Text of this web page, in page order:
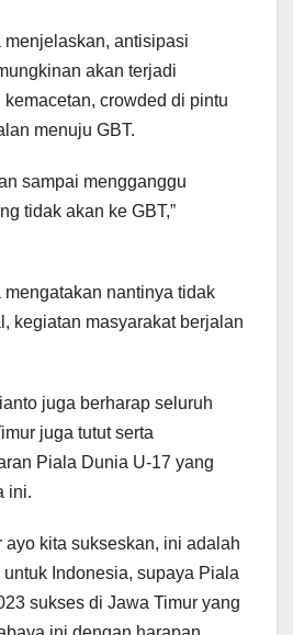
menjelaskan, antisipasi
akan terjadi
crowded di pintu
menuju GBT.
sampai mengganggu
tidak akan ke GBT,”
nantinya tidak
kegiatan masyarakat berjalan
juga berharap seluruh
juga tutut serta
Piala Dunia U-17 yang
ini.
ayo kita sukseskan, ini adalah
Indonesia, supaya Piala
sukses di Jawa Timur yang